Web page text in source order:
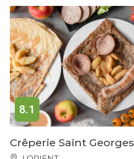
8.1
Crêperie Saint Georges